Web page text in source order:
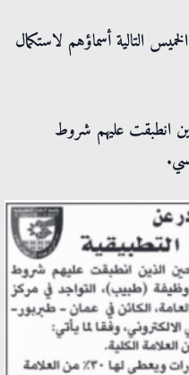
التالية أسماؤهم لاستكمال
انطبقت عليهم شروط